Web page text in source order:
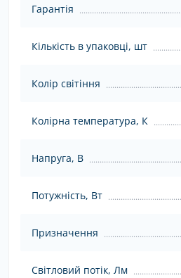
Гарантія
Кількість в упаковці, шт
Колір світіння
Колірна температура, К
Напруга, В
Потужність, Вт
Призначення
Світловий потік, Лм